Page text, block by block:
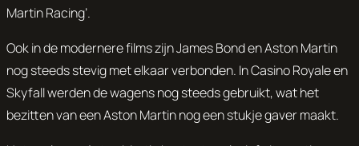
Martin Racing’.
Ook in de modernere films zijn James Bond en Aston Martin
nog steeds stevig met elkaar verbonden. In Casino Royale en
Skyfall werden de wagens nog steeds gebruikt, wat het
bezitten van een Aston Martin nog een stukje gaver maakt.